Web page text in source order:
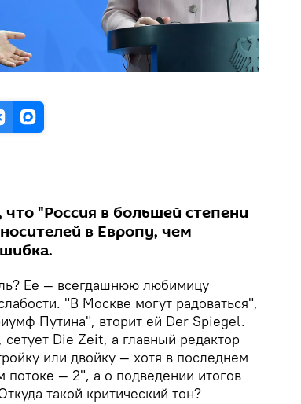
что "Россия в большей степени
в Европу, чем
Ее — всегдашнюю любимицу
"В Москве могут радоваться",
Путина", вторит ей Der Spiegel.
Die Zeit, а главный редактор
или двойку — хотя в последнем
потоке — 2", а о подведении итогов
такой критический тон?